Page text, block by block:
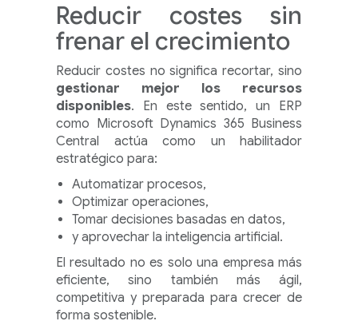
Reducir costes sin
frenar el crecimiento
Reducir costes no significa recortar, sino
gestionar mejor los recursos
disponibles. En este sentido, un ERP
como Microsoft Dynamics 365 Business
Central actúa como un habilitador
estratégico para:
Automatizar procesos,
Optimizar operaciones,
Tomar decisiones basadas en datos,
y aprovechar la inteligencia artificial.
El resultado no es solo una empresa más
eficiente, sino también más ágil,
competitiva y preparada para crecer de
forma sostenible.